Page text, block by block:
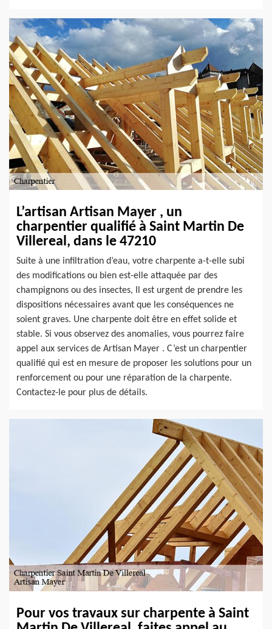
L’artisan Artisan Mayer , un
charpentier qualifié à Saint Martin De
Villereal, dans le 47210
Suite à une infiltration d’eau, votre charpente a-t-elle subi
des modifications ou bien est-elle attaquée par des
champignons ou des insectes, Il est urgent de prendre les
dispositions nécessaires avant que les conséquences ne
soient graves. Une charpente doit être en effet solide et
stable. Si vous observez des anomalies, vous pourrez faire
appel aux services de Artisan Mayer . C’est un charpentier
qualifié qui est en mesure de proposer les solutions pour un
renforcement ou pour une réparation de la charpente.
Contactez-le pour plus de détails.
Pour vos travaux sur charpente à Saint